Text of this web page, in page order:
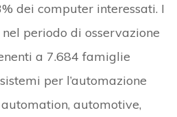
dei computer interessati. I
periodo di osservazione
a 7.684 famiglie
per l’automazione
automotive,